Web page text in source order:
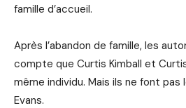
famille d’accueil.
Après l’abandon de famille, les
compte que Curtis Kimball et
même individu. Mais ils ne font pas
Evans.